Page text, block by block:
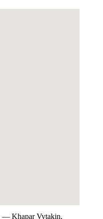
— Khapar Vytakin,